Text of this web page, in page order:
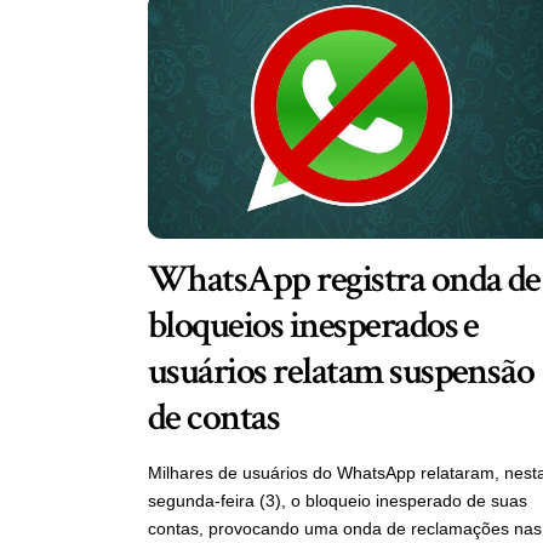
WhatsApp registra onda de
bloqueios inesperados e
usuários relatam suspensão
de contas
Milhares de usuários do WhatsApp relataram,
segunda-feira (3), o bloqueio inesperado de suas
contas, provocando uma onda de reclamações nas